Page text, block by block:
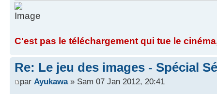
C'est pas le téléchargement qui tue le
Re: Le jeu des images - Spécial
par Ayukawa» Sam 07 Jan 2012, 20:41